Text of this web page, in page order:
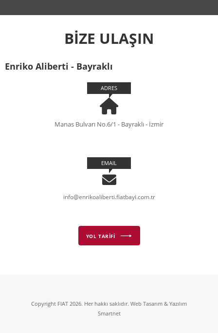
BİZE ULAŞIN
Enriko Aliberti - Bayraklı
ADRES
Manas Bulvarı No.6/1 - Bayraklı - İzmir
EMAIL
info@enrikoaliberti.fiatbayi.com.tr
YOL TARİFİ
Copyright FIAT 2026. Her hakkı saklıdır. Web Tasarım & Yazılım
Smartnet